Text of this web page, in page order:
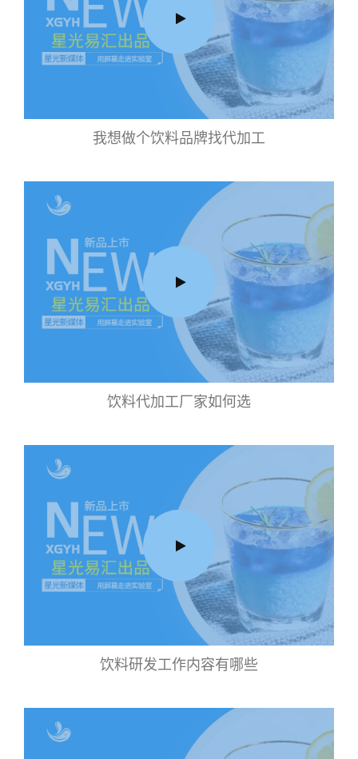
我想做个饮料品牌找代加工
饮料代加工厂家如何选
饮料研发工作内容有哪些